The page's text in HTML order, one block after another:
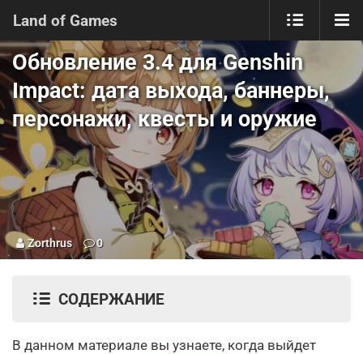
Land of Games
Обновление 3.4 для Genshin
Impact: дата выхода, баннеры,
персонажи, квесты и оружие
Zorthrus 0
СОДЕРЖАНИЕ
В данном материале вы узнаете, когда выйдет